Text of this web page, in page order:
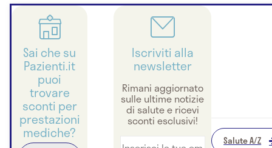
Sai che su
Pazienti.it
puoi
trovare
sconti per
prestazioni
mediche?
Iscriviti alla
newsletter
Rimani aggiornato
sulle ultime notizie
di salute e ricevi
sconti esclusivi!
Salute A/Z